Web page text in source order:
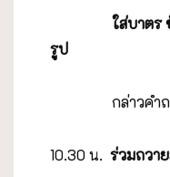
ใส่บาตร ข้าว
รูป
กล่าวคำถวาย
10.30 น. ร่วมถวา